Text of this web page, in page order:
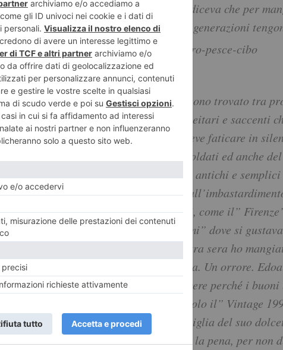
tanto prima di Carlin Petrini, mi diceva che per
Posta di Cavour dove da almeno
tre generazioni
Se oggi
dei pochi ristoranti
imposto, una
per palati non proprio sopraffini. Mi sono trovato tra
sull’inventiva di cuochi un po’ velleitari e saccenti
più che i risultati in cucina dove si deve faticare in
Luca Ferrua ,l’unico degno di Soldati ed anche del
che sapeva apprezzare gli antichi e
un tempo. Oggi si assiste a Torino
i suoi templi, ormai chiusi daanni, come il”
prima versione ,il ” Mon Ami” dove si
non ho più potuto assaporare. L’altra sera ho
sicuramente proveniva da una scatola. Un orrore.
locali, ma allora era facile promuovere perché i
Vous” e parecchi altri. Resiste solo il” Vintage
( e Giulio Einaudi ci offriva una bottiglia del suo
più un ristorante di pesce che valga la pena, per non